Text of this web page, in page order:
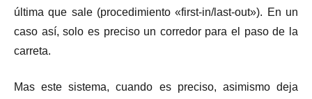
última que sale (procedimiento «first-in/last-out»). En un
caso así, solo es preciso un corredor para el paso de la
carreta.
Mas este sistema, cuando es preciso, asimismo deja